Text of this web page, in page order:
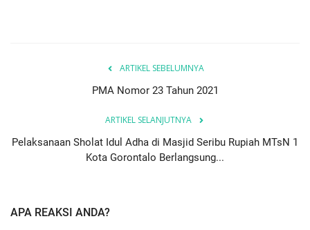
ARTIKEL SEBELUMNYA
PMA Nomor 23 Tahun 2021
ARTIKEL SELANJUTNYA
Pelaksanaan Sholat Idul Adha di Masjid Seribu Rupiah MTsN 1
Kota Gorontalo Berlangsung...
APA REAKSI ANDA?